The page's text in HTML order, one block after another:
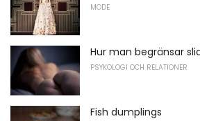
MODE
Hur man begränsar
PSYKOLOGI OCH RELATIONER
Fish dumplings